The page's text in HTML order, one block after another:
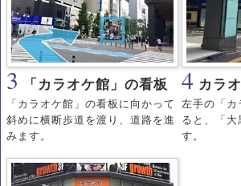
3 「カラオケ館」の看板
「カラオケ館」の看板に向かって
斜めに横断歩道を渡り、道路を進
みます。
4 カラ
左手の「カ
ると、「大
す。